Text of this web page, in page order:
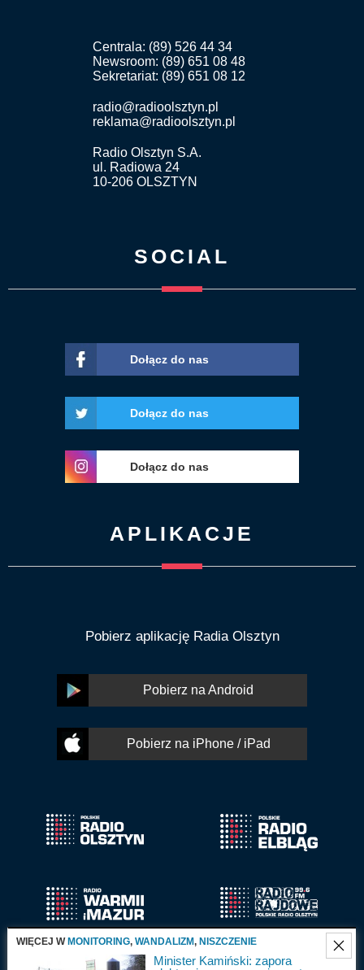
Centrala: (89) 526 44 34
Newsroom: (89) 651 08 48
Sekretariat: (89) 651 08 12
radio@radioolsztyn.pl
reklama@radioolsztyn.pl
Radio Olsztyn S.A.
ul. Radiowa 24
10-206 OLSZTYN
SOCIAL
Dołącz do nas
Dołącz do nas
Dołącz do nas
APLIKACJE
Pobierz aplikację Radia Olsztyn
Pobierz na Android
Pobierz na iPhone / iPad
WIĘCEJ W MONITORING, WANDALIZM, NISZCZENIE
Minister Kamiński: zapora